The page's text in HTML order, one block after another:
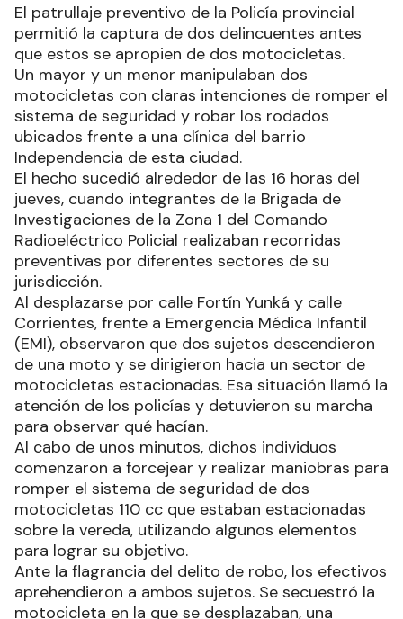
El patrullaje preventivo de la Policía provincial
permitió la captura de dos delincuentes antes
que estos se apropien de dos motocicletas.
Un mayor y un menor manipulaban dos
motocicletas con claras intenciones de romper el
sistema de seguridad y robar los rodados
ubicados frente a una clínica del barrio
Independencia de esta ciudad.
El hecho sucedió alrededor de las 16 horas del
jueves, cuando integrantes de la Brigada de
Investigaciones de la Zona 1 del Comando
Radioeléctrico Policial realizaban recorridas
preventivas por diferentes sectores de su
jurisdicción.
Al desplazarse por calle Fortín Yunká y calle
Corrientes, frente a Emergencia Médica Infantil
(EMI), observaron que dos sujetos descendieron
de una moto y se dirigieron hacia un sector de
motocicletas estacionadas. Esa situación llamó la
atención de los policías y detuvieron su marcha
para observar qué hacían.
Al cabo de unos minutos, dichos individuos
comenzaron a forcejear y realizar maniobras para
romper el sistema de seguridad de dos
motocicletas 110 cc que estaban estacionadas
sobre la vereda, utilizando algunos elementos
para lograr su objetivo.
Ante la flagrancia del delito de robo, los efectivos
aprehendieron a ambos sujetos. Se secuestró la
motocicleta en la que se desplazaban, una